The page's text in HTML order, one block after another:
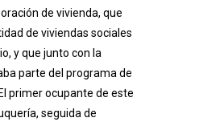
de vivienda, que
de viviendas sociales
y que junto con la
parte del programa de
primer ocupante de este
seguida de